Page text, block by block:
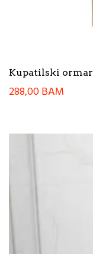
Kupatilski
288,00BAM